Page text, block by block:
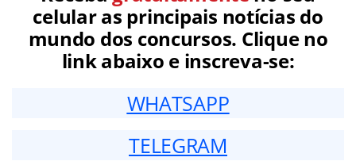
celular as principais notícias do
mundo dos concursos. Clique no
link abaixo e inscreva-se:
WHATSAPP
TELEGRAM